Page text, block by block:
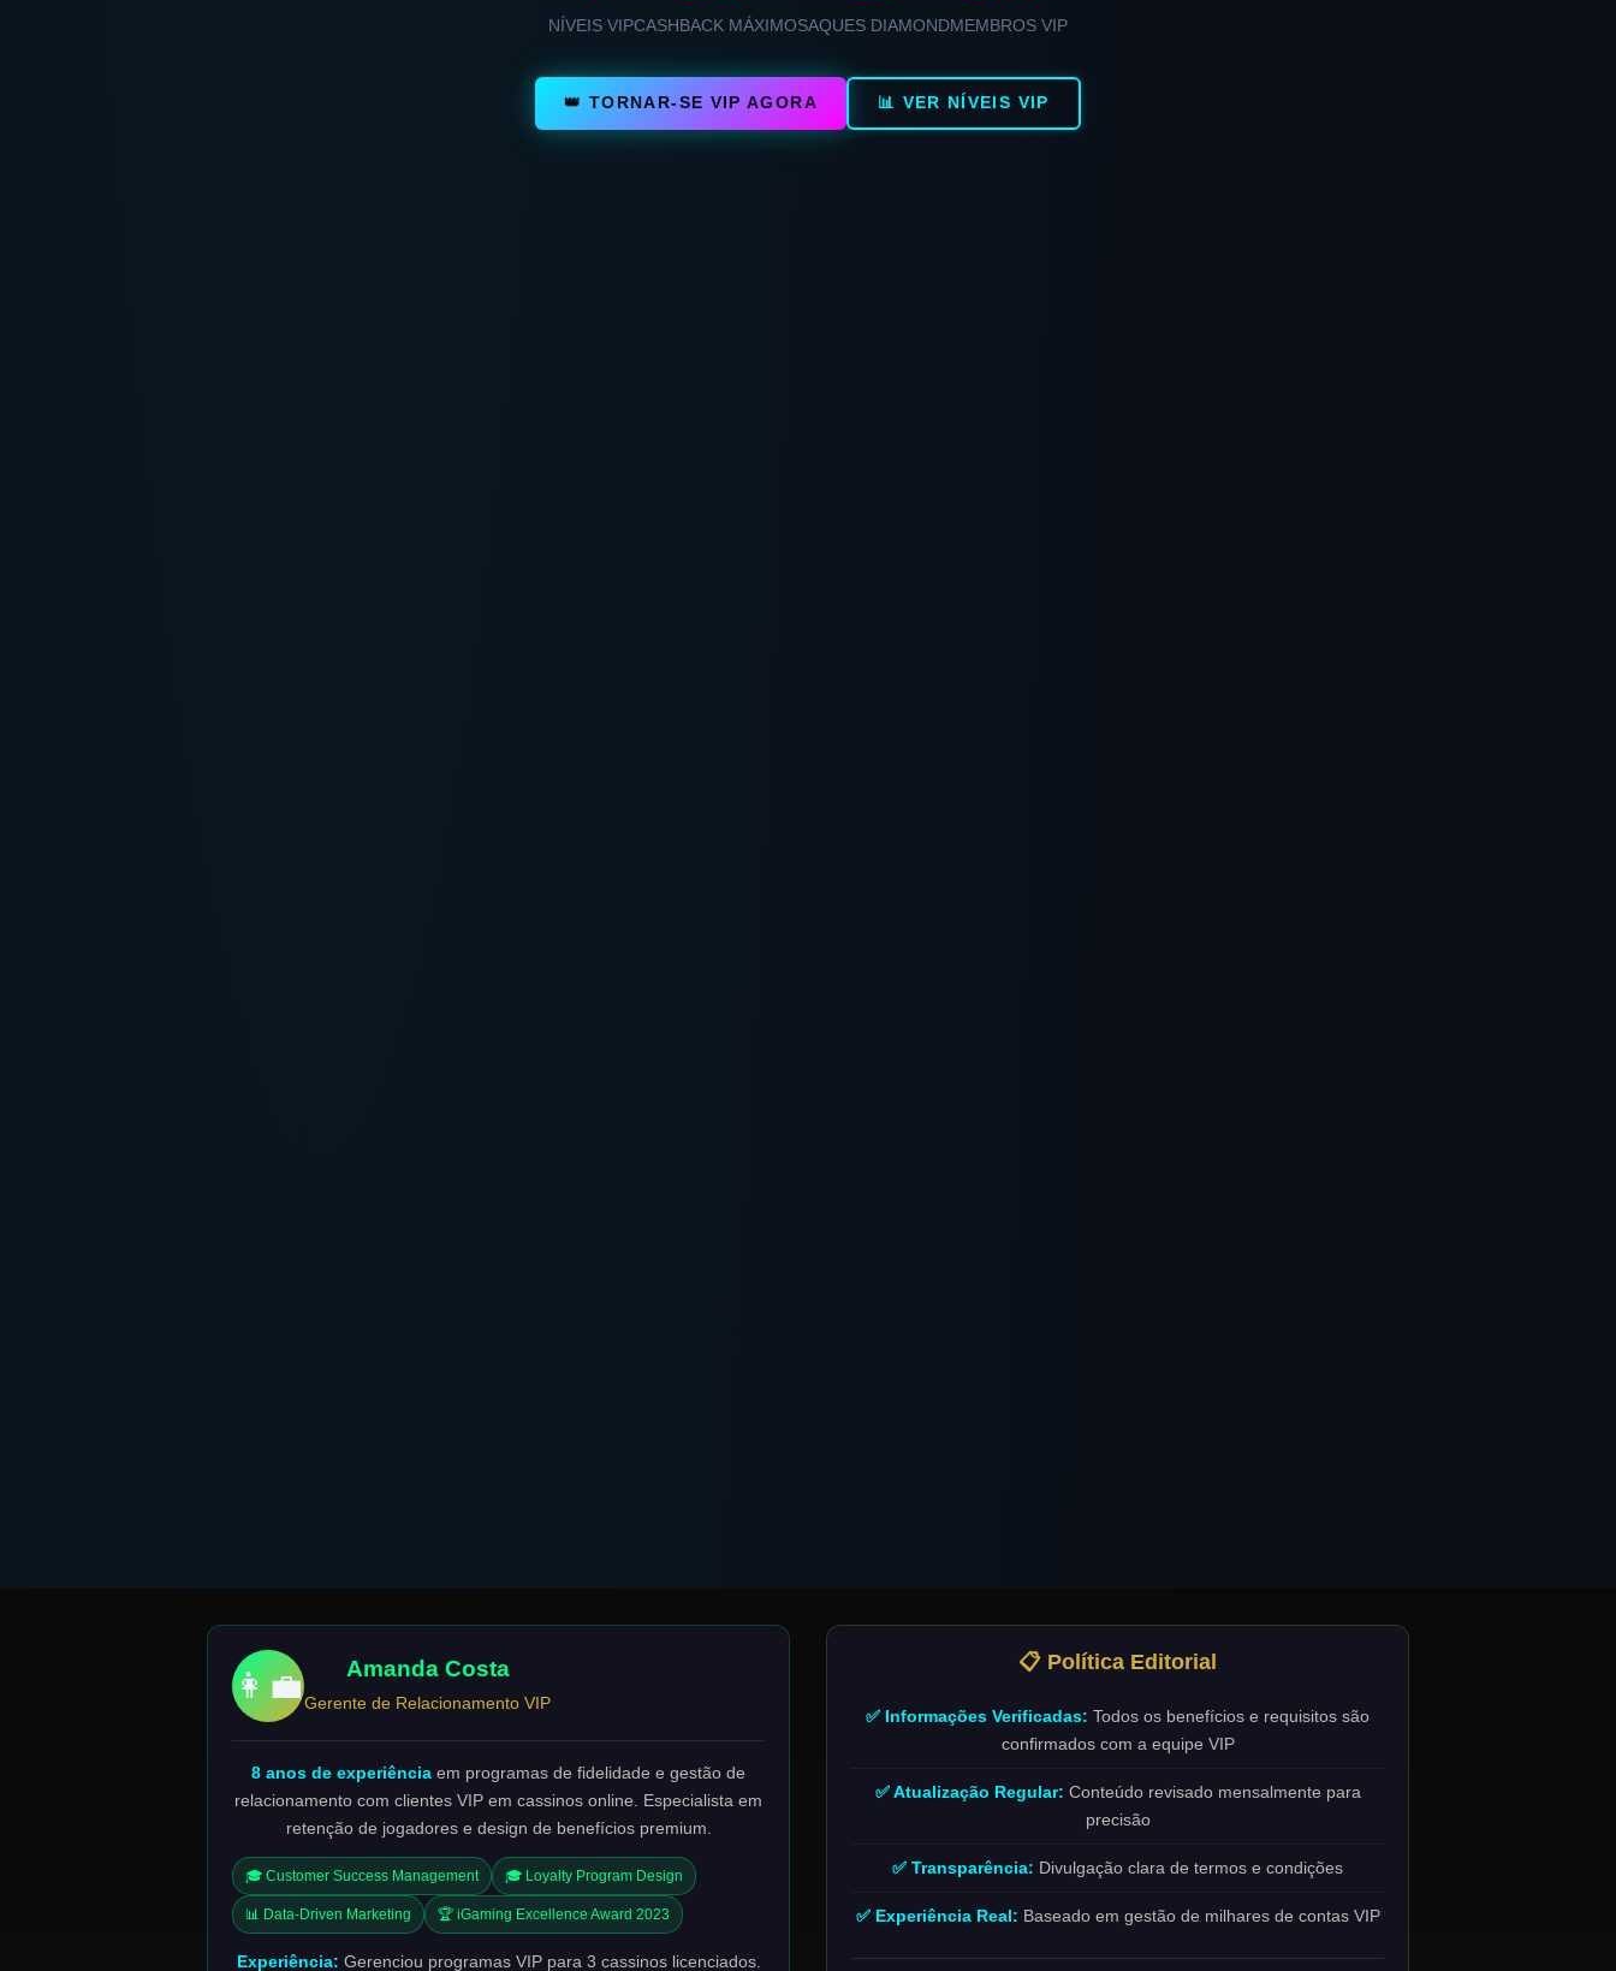
NÍVEIS VIPCASHBACK MÁXIMOSAQUES DIAMONDMEMBROS VIP
👑 TORNAR-SE VIP AGORA 📊 VER NÍVEIS VIP
👩‍💼 Amanda Costa
Gerente de Relacionamento VIP
8 anos de experiência em programas de fidelidade e gestão de
relacionamento com clientes VIP em cassinos online. Especialista em
retenção de jogadores e design de benefícios premium.
🎓 Customer Success Management 🎓 Loyalty Program Design
📊 Data-Driven Marketing 🏆 iGaming Excellence Award 2023
Experiência: Gerenciou programas VIP para 3 cassinos licenciados.
📋 Política Editorial
✅ Informações Verificadas: Todos os benefícios e requisitos são
confirmados com a equipe VIP
✅ Atualização Regular: Conteúdo revisado mensalmente para
precisão
✅ Transparência: Divulgação clara de termos e condições
✅ Experiência Real: Baseado em gestão de milhares de contas VIP